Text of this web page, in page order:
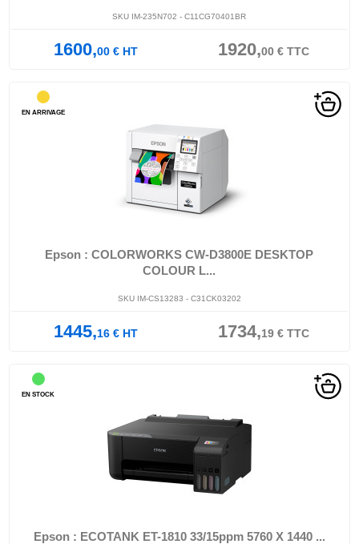
SKU IM-235N702 - C11CG70401BR
1600,00€HT 1920,00€TTC
Epson : COLORWORKS CW-D3800E DESKTOP
COLOUR L...
SKU IM-CS13283 - C31CK03202
1445,16€HT 1734,19€TTC
EN ARRIVAGE
Epson : ECOTANK ET-1810 33/15ppm 5760 X 1440 ...
EN STOCK